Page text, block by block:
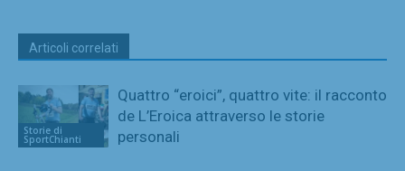
Articoli correlati
Storie di
SportChianti
Quattro “eroici”, quattro vite: il racconto
de L’Eroica attraverso le storie
personali